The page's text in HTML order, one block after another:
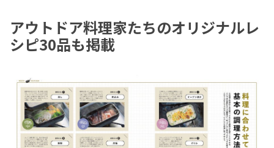
アウトドア料理家たちのオリジナルレ
シピ30品も掲載